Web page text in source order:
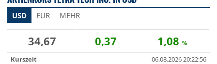
USD EUR MEHR
34,67 0,37 1,08 %
Kurszeit
06.08.2026 20:22:56